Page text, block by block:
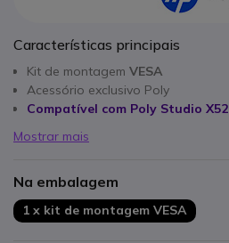
Características principais
Kit de montagem VESA
Acessório exclusivo Poly
Compatível com Poly Studio
Mostrar mais
Na embalagem
1 x kit de montagem VESA